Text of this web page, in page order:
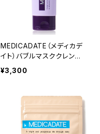
MEDICADATE（メディカデ
イト）バブルマスククレンザ
ー
¥3,300